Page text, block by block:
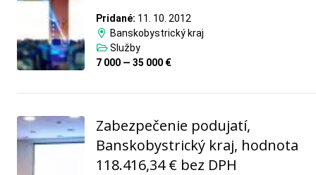
Pridané: 11. 10. 2012
Banskobystrický kraj
Služby
7 000 — 35 000 €
Zabezpečenie podujatí,
Banskobystrický kraj, hodnota
118.416,34 € bez DPH